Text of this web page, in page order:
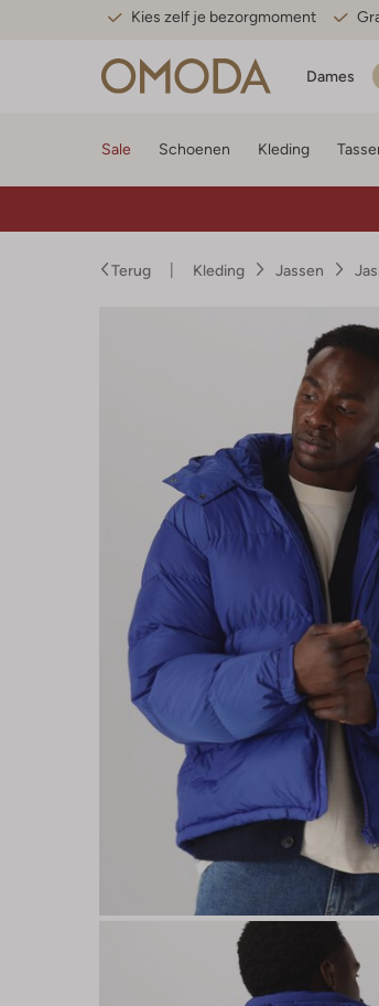
Kies zelf je bezorgmoment
Dames
Sale Schoenen Kleding
Terug Kleding Jassen